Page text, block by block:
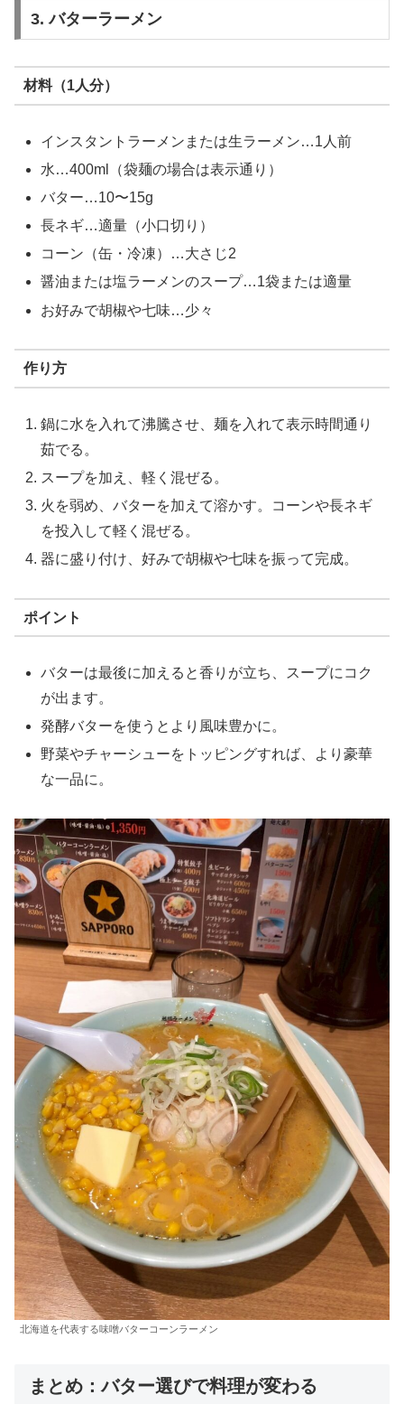
3. バターラーメン
材料（1人分）
インスタントラーメンまたは生ラーメン…1人前
水…400ml（袋麺の場合は表示通り）
バター…10〜15g
長ネギ…適量（小口切り）
コーン（缶・冷凍）…大さじ2
醤油または塩ラーメンのスープ…1袋または適量
お好みで胡椒や七味…少々
作り方
鍋に水を入れて沸騰させ、麺を入れて表示時間通り
茹でる。
スープを加え、軽く混ぜる。
火を弱め、バターを加えて溶かす。コーンや長ネギ
を投入して軽く混ぜる。
器に盛り付け、好みで胡椒や七味を振って完成。
ポイント
バターは最後に加えると香りが立ち、スープにコク
が出ます。
発酵バターを使うとより風味豊かに。
野菜やチャーシューをトッピングすれば、より豪華
な一品に。
北海道を代表する味噌バターコーンラーメン
まとめ：バター選びで料理が変わる